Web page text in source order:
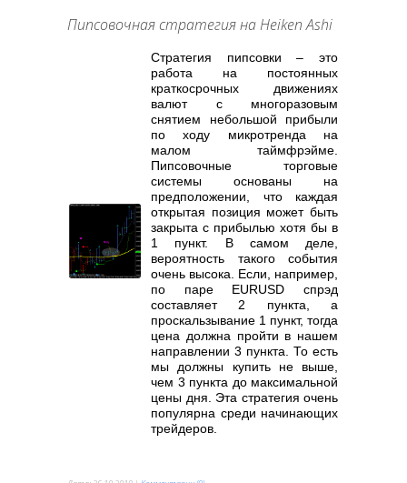
Пипсовочная стратегия на Heiken Ashi
Стратегия пипсовки – это
работа на постоянных
краткосрочных движениях
валют с многоразовым
снятием небольшой прибыли
по ходу микротренда на
малом таймфрэйме.
Пипсовочные торговые
системы основаны на
предположении, что каждая
открытая позиция может быть
закрыта с прибылью хотя бы в
1 пункт. В самом деле,
вероятность такого события
очень высока. Если, например,
по паре EURUSD спрэд
составляет 2 пункта, а
проскальзывание 1 пункт, тогда
цена должна пройти в нашем
направлении 3 пункта. То есть
мы должны купить не выше,
чем 3 пункта до максимальной
цены дня. Эта стратегия очень
популярна среди начинающих
трейдеров.